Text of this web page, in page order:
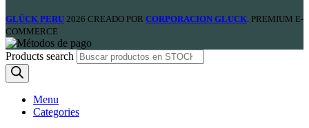
GLÜCK PERU 2026 CREADO POR CORPORACION GLUCK . PREMIUM E-
COMMERCE
Products search
Menu
Categories